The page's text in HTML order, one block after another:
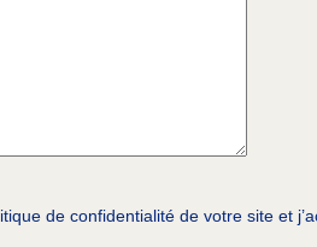
de confidentialité de votre site et